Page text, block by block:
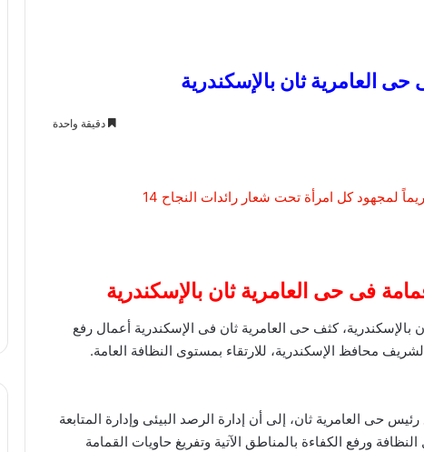
دقيقة واحدة
ثان بالإسكندرية، كثف حى العامرية ثان فى الإسكندرية أعمال رفع
محافظ الإسكندرية، للارتقاء بمستوى النظافة العامة.
حى العامرية ثان، إلى أن إدارة الرصد البيئى وإدارة المتابعة
ورفع الكفاءة بالمناطق الآتية وتفريغ حاويات القمامة